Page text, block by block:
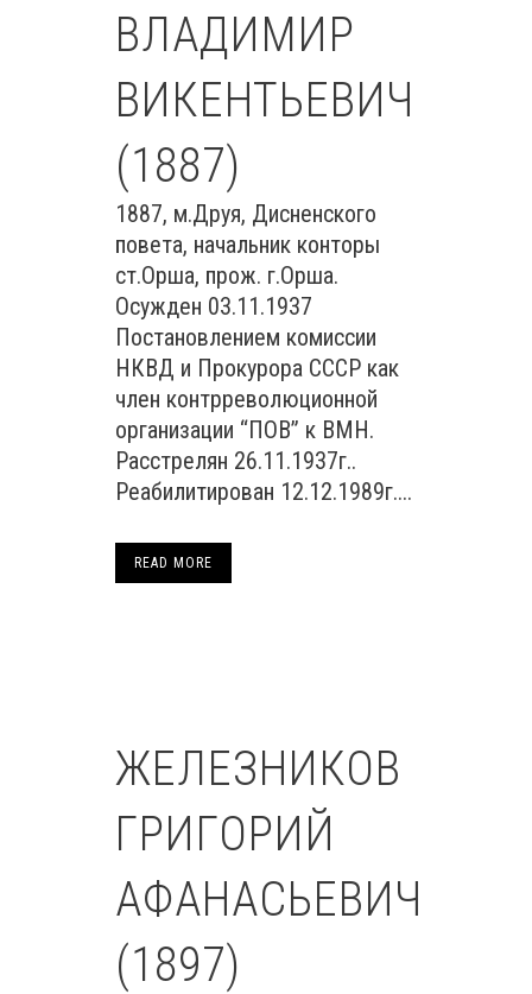
ВЛАДИМИР
ВИКЕНТЬЕВИЧ
(1887)
1887, м.Друя, Дисненского
повета, начальник конторы
ст.Орша, прож. г.Орша.
Осужден 03.11.1937
Постановлением комиссии
НКВД и Прокурора СССР как
член контрреволюционной
организации “ПОВ” к ВМН.
Расстрелян 26.11.1937г..
Реабилитирован 12.12.1989г....
READ MORE
ЖЕЛЕЗНИКОВ
ГРИГОРИЙ
АФАНАСЬЕВИЧ
(1897)